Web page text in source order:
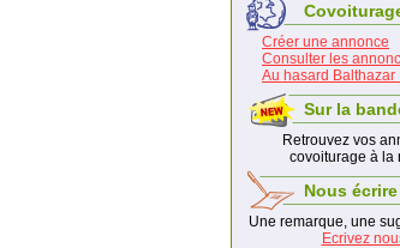
Créer une annonce
Consulter les
Au hasard Balthazar
Sur la
Retrouvez vos
covoiturage à la
Nous écrire
Une remarque, une
Ecrivez